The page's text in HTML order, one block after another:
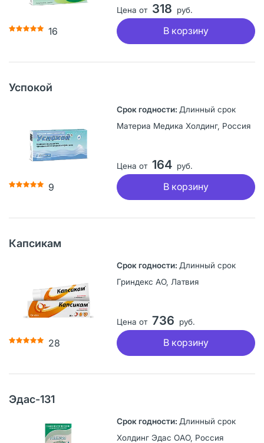
16
Цена от 318 руб.
В корзину
Успокой
9
Длинный срок
Материа Медика Холдинг, Россия
Цена от 164 руб.
В корзину
Капсикам
28
Длинный срок
Гриндекс АО, Латвия
Цена от 736 руб.
В корзину
Эдас-131
Длинный срок
Холдинг Эдас ОАО, Россия